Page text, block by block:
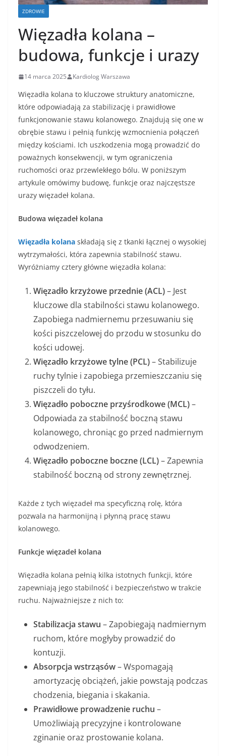
ZDROWIE
Więzadła kolana –
budowa, funkcje i urazy
14 marca 2025 Kardiolog Warszawa
Więzadła kolana to kluczowe struktury anatomiczne,
które odpowiadają za stabilizację i prawidłowe
funkcjonowanie stawu kolanowego. Znajdują się one w
obrębie stawu i pełnią funkcję wzmocnienia połączeń
między kościami. Ich uszkodzenia mogą prowadzić do
poważnych konsekwencji, w tym ograniczenia
ruchomości oraz przewlekłego bólu. W poniższym
artykule omówimy budowę, funkcje oraz najczęstsze
urazy więzadeł kolana.
Budowa więzadeł kolana
Więzadła kolana składają się z tkanki łącznej o wysokiej
wytrzymałości, która zapewnia stabilność stawu.
Wyróżniamy cztery główne więzadła kolana:
Więzadło krzyżowe przednie (ACL)– Jest
kluczowe dla stabilności stawu kolanowego.
Zapobiega nadmiernemu przesuwaniu się
kości piszczelowej do przodu w stosunku do
kości udowej.
Więzadło krzyżowe tylne (PCL)– Stabilizuje
ruchy tylnie i zapobiega przemieszczaniu się
piszczeli do tyłu.
Więzadło poboczne przyśrodkowe (MCL)–
Odpowiada za stabilność boczną stawu
kolanowego, chroniąc go przed nadmiernym
odwodzeniem.
Więzadło poboczne boczne (LCL)– Zapewnia
stabilność boczną od strony zewnętrznej.
Każde z tych więzadeł ma specyficzną rolę, która
pozwala na harmonijną i płynną pracę stawu
kolanowego.
Funkcje więzadeł kolana
Więzadła kolana pełnią kilka istotnych funkcji, które
zapewniają jego stabilność i bezpieczeństwo w trakcie
ruchu. Najważniejsze z nich to:
Stabilizacja stawu – Zapobiegają nadmiernym
ruchom, które mogłyby prowadzić do
kontuzji.
Absorpcja wstrząsów– Wspomagają
amortyzację obciążeń, jakie powstają podczas
chodzenia, biegania i skakania.
Prawidłowe prowadzenie ruchu –
Umożliwiają precyzyjne i kontrolowane
zginanie oraz prostowanie kolana.